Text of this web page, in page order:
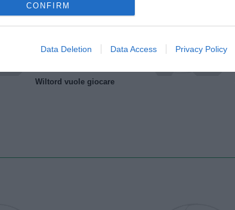
CONFIRM
Data Deletion Data Access Privacy Policy
Wiltord vuole giocare